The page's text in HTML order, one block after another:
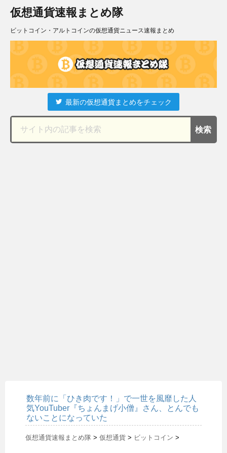
仮想通貨速報まとめ隊
ビットコイン・アルトコインの仮想通貨ニュース速報まとめ
最新の仮想通貨まとめをチェック
数年前に「ひき肉です！」で一世を風靡した人
気YouTuber『ちょんまげ小僧』さん、とんでも
ないことになっていた
仮想通貨速報まとめ隊 > 仮想通貨 > ビットコイン >